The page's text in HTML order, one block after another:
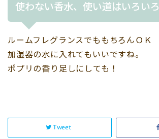
使わない香水、使い道はいろいろ
ルームフレグランスでももちろんＯＫ
加湿器の水に入れてもいいですね。
ポプリの香り足しにしても！
Tweet